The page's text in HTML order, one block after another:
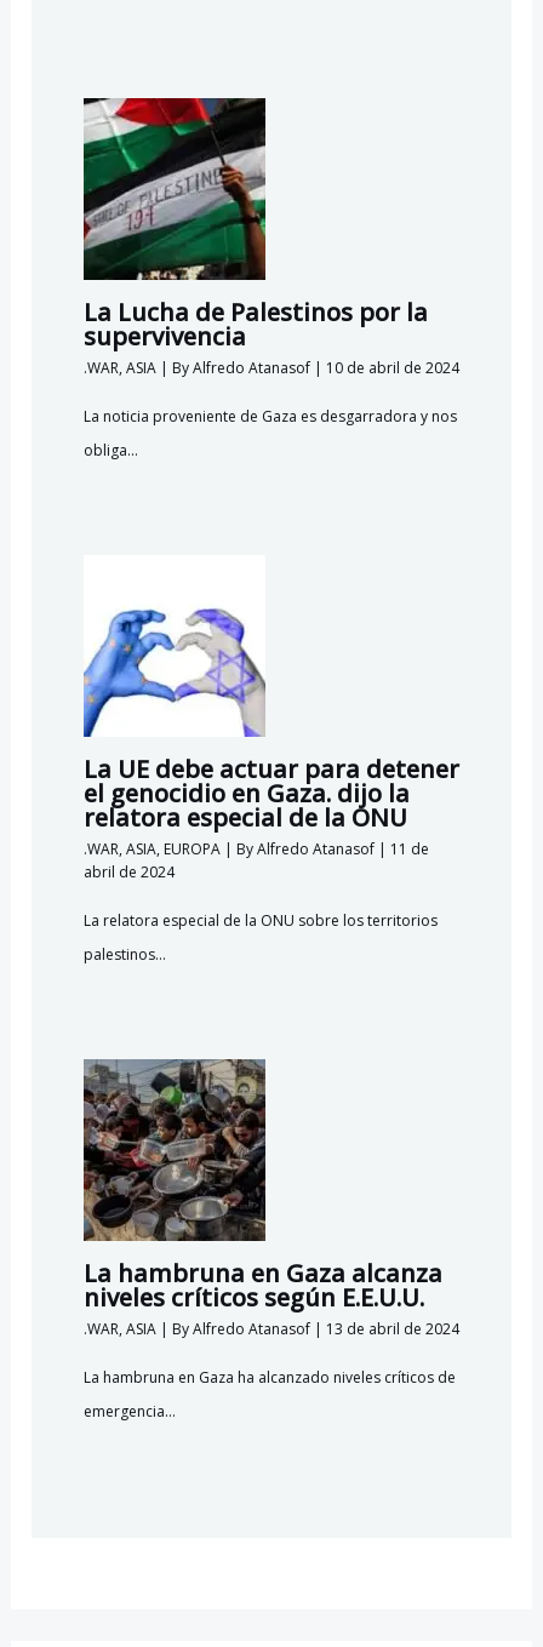
La Lucha de Palestinos por la
supervivencia
.WAR,ASIA| ByAlfredo Atanasof | 10 de abril de 2024
La noticia proveniente de Gaza es desgarradora y nos
obliga…
La UE debe actuar para detener
el genocidio en Gaza. dijo la
relatora especial de la ONU
.WAR,ASIA, EUROPA| ByAlfredo Atanasof | 11 de
abril de 2024
La relatora especial de la ONU sobre los territorios
palestinos…
La hambruna en Gaza alcanza
niveles críticos según E.E.U.U.
.WAR,ASIA| ByAlfredo Atanasof | 13 de abril de 2024
La hambruna en Gaza ha alcanzado niveles críticos de
emergencia…